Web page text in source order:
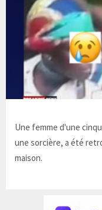
Une femme d'une
une sorcière, a été
maison.